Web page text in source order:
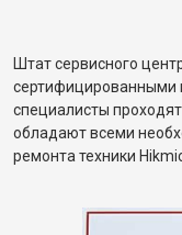
Штат сервисного
сертифицированными
специалисты
обладают всеми
ремонта техники